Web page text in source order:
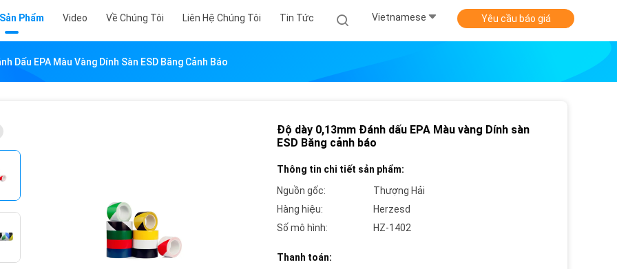
Phẩm Video Về Chúng Tôi Liên Hệ Chúng Tôi Tin Tức Vietnamese Yêu cầu báo giá
Dấu EPA Màu Vàng Dính Sàn ESD Băng Cảnh Báo
Độ dày 0,13mm Đánh dấu EPA Màu vàng Dính sàn
ESD Băng cảnh báo
Thông tin chi tiết sản phẩm:
Nguồn gốc:
Thượng Hải
Hàng hiệu:
Herzesd
Số mô hình:
HZ-1402
Thanh toán: